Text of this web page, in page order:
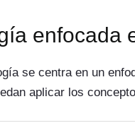
enfocada
se centra en un
aplicar los